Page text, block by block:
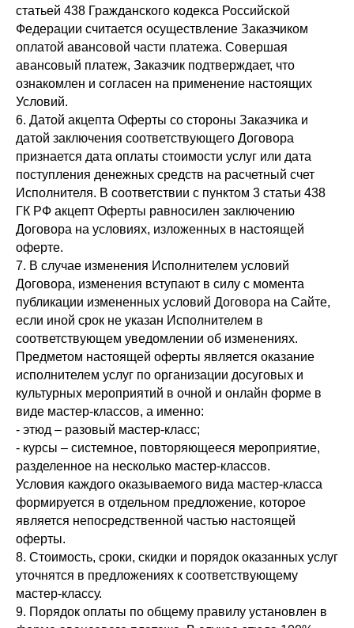
статьей 438 Гражданского кодекса Российской
Федерации считается осуществление Заказчиком
оплатой авансовой части платежа. Совершая
авансовый платеж, Заказчик подтверждает, что
ознакомлен и согласен на применение настоящих
Условий.
6. Датой акцепта Оферты со стороны Заказчика и
датой заключения соответствующего Договора
признается дата оплаты стоимости услуг или дата
поступления денежных средств на расчетный счет
Исполнителя. В соответствии с пунктом 3 статьи 438
ГК РФ акцепт Оферты равносилен заключению
Договора на условиях, изложенных в настоящей
оферте.
7. В случае изменения Исполнителем условий
Договора, изменения вступают в силу с момента
публикации измененных условий Договора на Сайте,
если иной срок не указан Исполнителем в
соответствующем уведомлении об изменениях.
Предметом настоящей оферты является оказание
исполнителем услуг по организации досуговых и
культурных мероприятий в очной и онлайн форме в
виде мастер-классов, а именно:
- этюд – разовый мастер-класс;
- курсы – системное, повторяющееся мероприятие,
разделенное на несколько мастер-классов.
Условия каждого оказываемого вида мастер-класса
формируется в отдельном предложение, которое
является непосредственной частью настоящей
оферты.
8. Стоимость, сроки, скидки и порядок оказанных услуг
уточнятся в предложениях к соответствующему
мастер-классу.
9. Порядок оплаты по общему правилу установлен в